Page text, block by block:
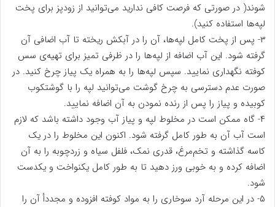
شوند( در صورتی که فرصت کافی ندارید می‌توانید از زودپز برای پخت
لپه‌ها استفاده کنید).
۳- پس از پخت کامل لپه‌ها، آن را در آبکش ریخته تا آب اضافی آن
گرفته شود. این آب اضافه از لپه‌ها را در ظرفی تمیز برای تهیه‌ی سس
کوفته نگهداری نمایید. سپس لپه‌ها را به همراه یک پیاز چرخ کنید. در
صورت عدم دسترسی به چرخ گوشت می‌توانید لپه را با گوشتکوب
کوبیده و پیاز را پس از رنده نمودن به آن اضافه نمایید.
۴- گاه ممکن است در مخلوط لپه و پیاز آب وجود داشته باشد که لازم
است آب آن به طور کامل گرفته شود. اکنون این مخلوط را در یک
کاسه گذاشته و تخم‌مرغ، قدری نمک، فلفل سیاه و زردچوبه را به آن
اضافه کرده و به خوبی ورز دهید تا به طور کامل یکنواخت و یکدست
شود.
۵- در این مرحله آرد سوخاری را به مواد کوفته افزوده و مجددأ آن را